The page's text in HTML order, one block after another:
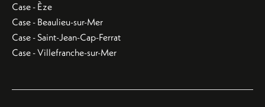
Case - Èze
Case - Beaulieu-sur-Mer
Case - Saint-Jean-Cap-Ferrat
Case - Villefranche-sur-Mer